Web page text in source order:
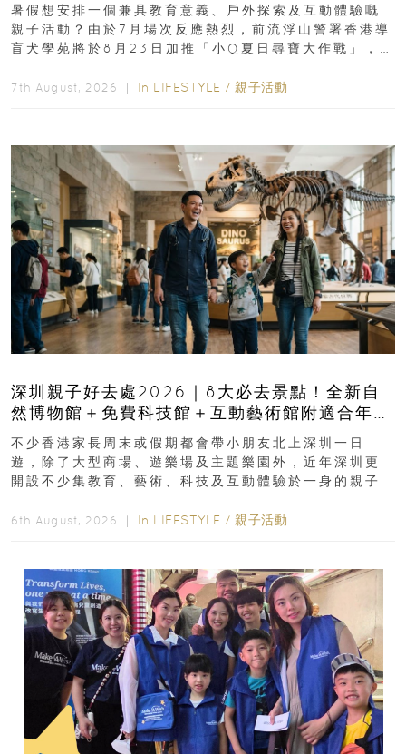
暑假想安排一個兼具教育意義、戶外探索及互動體驗嘅
親子活動？由於7月場次反應熱烈，前流浮山警署香港導
盲犬學苑將於8月23日加推「小Q夏日尋寶大作戰」，家
7th August, 2026 ｜ In LIFESTYLE / 親子活動
深圳親子好去處2026｜8大必去景點！全新自
然博物館＋免費科技館＋互動藝術館附適合年
齡、交通、門票、開放時間
不少香港家長周末或假期都會帶小朋友北上深圳一日
遊，除了大型商場、遊樂場及主題樂園外，近年深圳更
開設不少集教育、藝術、科技及互動體驗於一身的親子
6th August, 2026 ｜ In LIFESTYLE / 親子活動